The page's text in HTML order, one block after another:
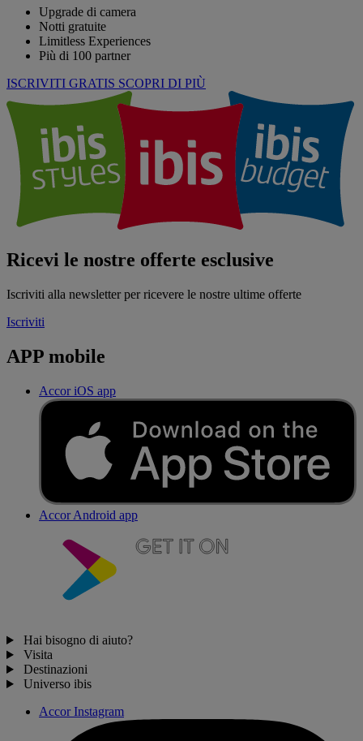
Upgrade di camera
Notti gratuite
Limitless Experiences
Più di 100 partner
ISCRIVITI GRATIS SCOPRI DI PIÙ
Ricevi le nostre offerte esclusive
Iscriviti alla newsletter per ricevere le nostre ultime offerte
Iscriviti
APP mobile
Accor iOS app
Accor Android app
Hai bisogno di aiuto?
Visita
Destinazioni
Universo ibis
Accor Instagram